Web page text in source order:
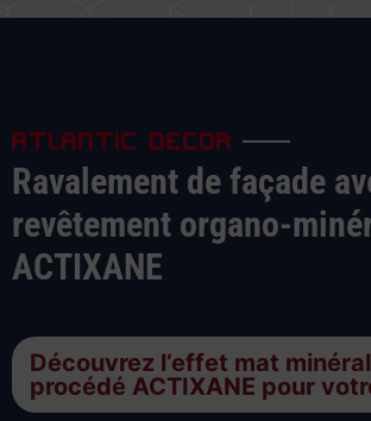
ATLANTIC DECOR
Ravalement de façade
revêtement organo-
ACTIXANE
Découvrez l’effet mat
procédé ACTIXANE pour